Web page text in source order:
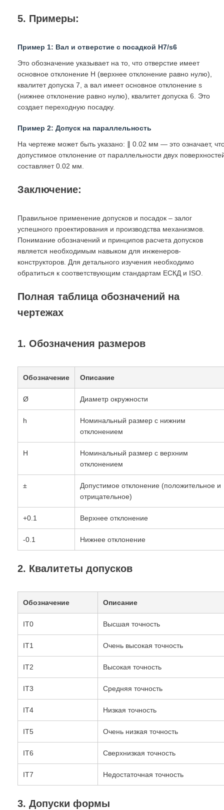
5. Примеры:
Пример 1: Вал и отверстие с посадкой H7/s6
Это обозначение указывает на то, что отверстие имеет
основное отклонение H (верхнее отклонение равно нулю),
квалитет допуска 7, а вал имеет основное отклонение s
(нижнее отклонение равно нулю), квалитет допуска 6. Это
создает переходную посадку.
Пример 2: Допуск на параллельность
На чертеже может быть указано: ∥ 0.02 мм — это означает,
допустимое отклонение от параллельности двух
составляет 0.02 мм.
Заключение:
Правильное применение допусков и посадок – залог
успешного проектирования и производства механизмов.
Понимание обозначений и принципов расчета допусков
является необходимым навыком для инженеров-
конструкторов. Для детального изучения необходимо
обратиться к соответствующим стандартам ЕСКД и ISO.
Полная таблица обозначений на
чертежах
1. Обозначения размеров
Обозначение Описание
Ø Диаметр окружности
h
Номинальный размер с нижним
отклонением
H
Номинальный размер с верхним
отклонением
±
Допустимое отклонение (положительное и
отрицательное)
+0.1 Верхнее отклонение
-0.1 Нижнее отклонение
2. Квалитеты допусков
Обозначение Описание
IT0 Высшая точность
IT1 Очень высокая точность
IT2 Высокая точность
IT3 Средняя точность
IT4 Низкая точность
IT5 Очень низкая точность
IT6 Сверхнизкая точность
IT7 Недостаточная точность
3. Допуски формы